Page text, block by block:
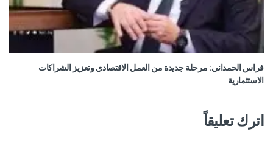
فراس الحمداني: مرحلة جديدة من العمل الاقتصادي وتعزيز الشراكات
الاستثمارية
اترك تعليقاً